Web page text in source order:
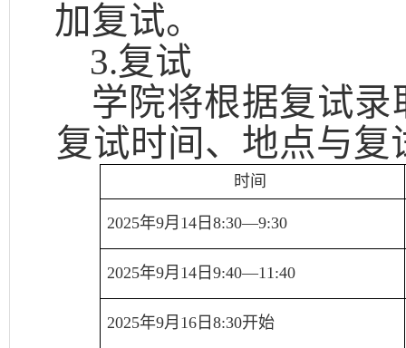
加复试。
3.复试
学院将根据复试
复试时间、地点与复
时间
2025年9月14日8:30—9:30
2025年9月14日9:40—11:40
2025年9月16日8:30开始